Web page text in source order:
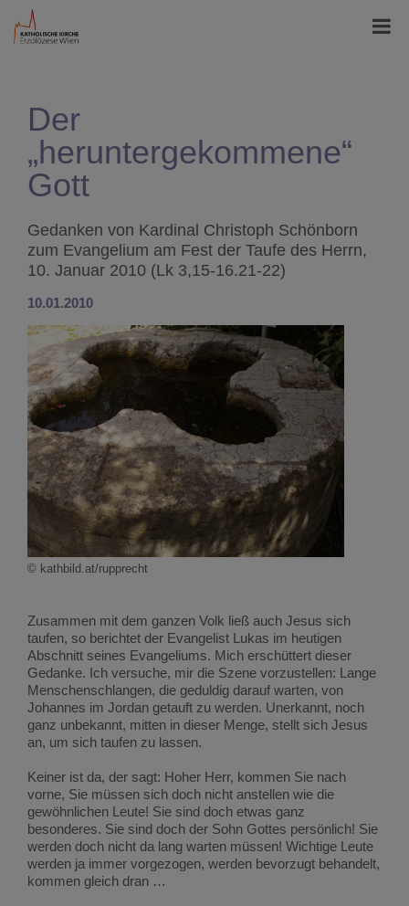
Der
„heruntergekommene“
Gott
Gedanken von Kardinal Christoph Schönborn
zum Evangelium am Fest der Taufe des Herrn,
10. Januar 2010 (Lk 3,15-16.21-22)
10.01.2010
© kathbild.at/rupprecht
Zusammen mit dem ganzen Volk ließ auch Jesus sich
taufen, so berichtet der Evangelist Lukas im heutigen
Abschnitt seines Evangeliums. Mich erschüttert dieser
Gedanke. Ich versuche, mir die Szene vorzustellen: Lange
Menschenschlangen, die geduldig darauf warten, von
Johannes im Jordan getauft zu werden. Unerkannt, noch
ganz unbekannt, mitten in dieser Menge, stellt sich Jesus
an, um sich taufen zu lassen.
Keiner ist da, der sagt: Hoher Herr, kommen Sie nach
vorne, Sie müssen sich doch nicht anstellen wie die
gewöhnlichen Leute! Sie sind doch etwas ganz
besonderes. Sie sind doch der Sohn Gottes persönlich! Sie
werden doch nicht da lang warten müssen! Wichtige Leute
werden ja immer vorgezogen, werden bevorzugt behandelt,
kommen gleich dran …